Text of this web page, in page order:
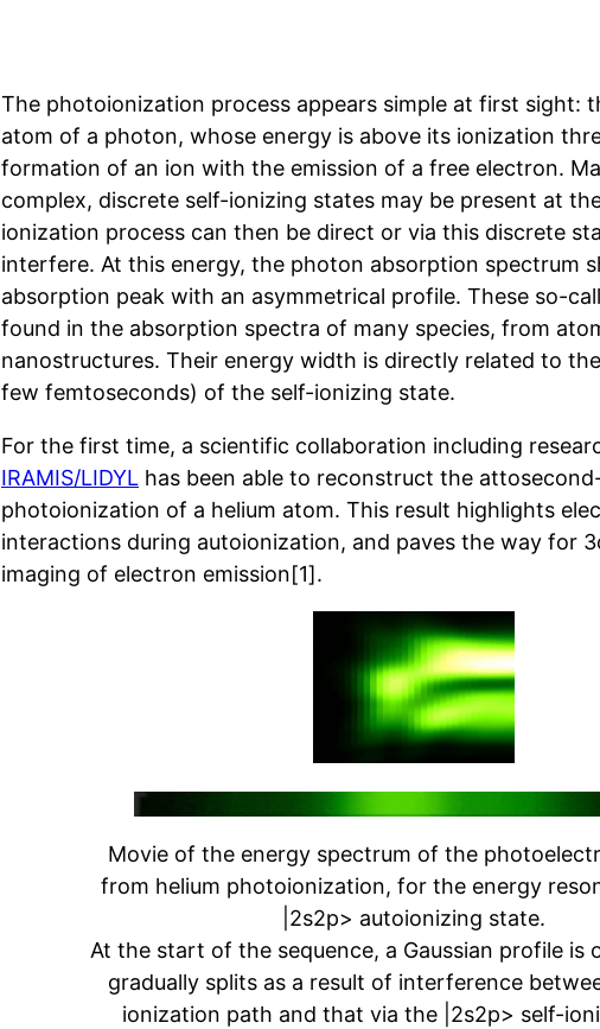
The photoionization process appears simple at first sight:
atom of a photon, whose energy is above its ionization
formation of an ion with the emission of a free electron.
complex, discrete self-ionizing states may be present at
ionization process can then be direct or via this discrete
interfere. At this energy, the photon absorption spectrum
absorption peak with an asymmetrical profile. These so-
found in the absorption spectra of many species, from
nanostructures. Their energy width is directly related to
few femtoseconds) of the self-ionizing state.
For the first time, a scientific collaboration including
IRAMIS/LIDYL has been able to reconstruct the
photoionization of a helium atom. This result highlights
interactions during autoionization, and paves the way for
imaging of electron emission[1].
Movie of the energy spectrum of the
from helium photoionization, for the energy
|2s2p> autoionizing state.
At the start of the sequence, a Gaussian profile is
gradually splits as a result of interference
ionization path and that via the |2s2p> self-